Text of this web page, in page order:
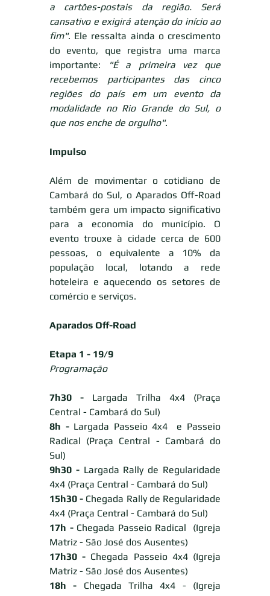
a cartões-postais da região. Será
cansativo e exigirá atenção do início ao
fim". Ele ressalta ainda o crescimento
do evento, que registra uma marca
importante:
"É a primeira vez que
recebemos participantes das cinco
regiões do país em um evento da
modalidade no Rio Grande do Sul, o
que nos enche de orgulho".
Impulso
Além de movimentar o cotidiano de
Cambará do Sul, o Aparados Off-Road
também gera um impacto significativo
para a economia do município. O
evento trouxe à cidade cerca de 600
pessoas, o equivalente a 10% da
população local, lotando a rede
hoteleira e aquecendo os setores de
comércio e serviços.
Aparados Off-Road
Etapa 1 - 19/9
Programação
7h30 - Largada Trilha 4x4 (Praça
Central - Cambará do Sul)
8h - Largada Passeio 4x4  e Passeio
Radical (Praça Central - Cambará do
Sul)
9h30 - Largada Rally de Regularidade
4x4 (Praça Central - Cambará do Sul)
15h30 - Chegada Rally de Regularidade
4x4 (Praça Central - Cambará do Sul)
17h - Chegada Passeio Radical  (Igreja
Matriz - São José dos Ausentes)
17h30 - Chegada Passeio 4x4 (Igreja
Matriz - São José dos Ausentes)
18h - Chegada Trilha 4x4 - (Igreja